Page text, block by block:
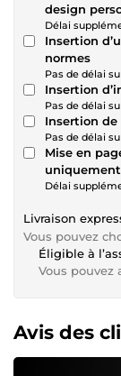
design
Délai
Insertion
normes
Pas de délai
Insertion
Pas de délai
Insertion de
Pas de délai
Mise en
uniquement
Délai
Livraison
Vous pouvez
Éligible à
Vous pouvez
Avis des